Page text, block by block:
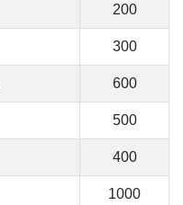
200
300
600
500
400
1000